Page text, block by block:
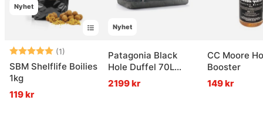
Nyhet
Betyg: (1)
5.0 utav 5 stjärnor
SBM Shelflife Boilies
1kg
119 kr
Nyhet
Patagonia Black
Hole Duffel 70L
Noble Grey
2199 kr
CC Moore
Booster
149 kr